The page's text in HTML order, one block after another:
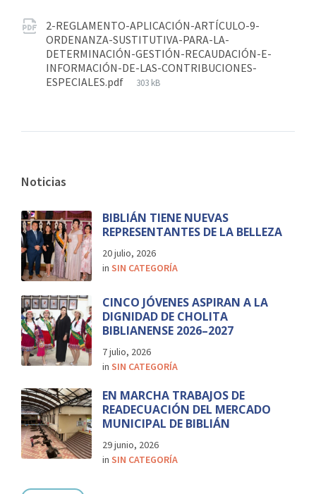
2-REGLAMENTO-APLICACIÓN-ARTÍCULO-9-
ORDENANZA-SUSTITUTIVA-PARA-LA-
DETERMINACIÓN-GESTIÓN-RECAUDACIÓN-E-
INFORMACIÓN-DE-LAS-CONTRIBUCIONES-
ESPECIALES.pdf
303 kB
Noticias
BIBLIÁN TIENE NUEVAS
REPRESENTANTES DE LA BELLEZA
20 julio, 2026
in SIN CATEGORÍA
CINCO JÓVENES ASPIRAN A LA
DIGNIDAD DE CHOLITA
BIBLIANENSE 2026–2027
7 julio, 2026
in SIN CATEGORÍA
EN MARCHA TRABAJOS DE
READECUACIÓN DEL MERCADO
MUNICIPAL DE BIBLIÁN
29 junio, 2026
in SIN CATEGORÍA